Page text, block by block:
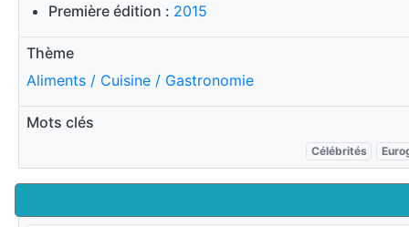
Première édition : 2015
Thème
Aliments / Cuisine / Gastronomie
Mots clés
Célébrités